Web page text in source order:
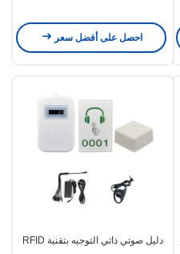
احصل على أفضل سعر
دليل صوتي ذاتي التوجيه بتقنية RFID